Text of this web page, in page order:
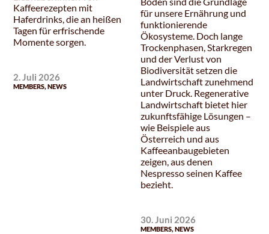
Kaffeerezepten mit
Haferdrinks, die an heißen
Tagen für erfrischende
Momente sorgen.
2. Juli 2026
MEMBERS,NEWS
für unsere Ernährung und
funktionierende
Ökosysteme. Doch lange
Trockenphasen, Starkregen
und der Verlust von
Biodiversität setzen die
Landwirtschaft zunehmend
unter Druck. Regenerative
Landwirtschaft bietet hier
zukunftsfähige Lösungen –
wie Beispiele aus
Österreich und aus
Kaffeeanbaugebieten
zeigen, aus denen
Nespresso seinen Kaffee
bezieht.
30. Juni 2026
MEMBERS,NEWS